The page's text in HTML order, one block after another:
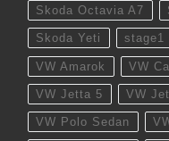
Skoda Octavia A7
Skoda Yeti stage1
VW Amarok VW
VW Jetta 5 VW
VW Polo Sedan